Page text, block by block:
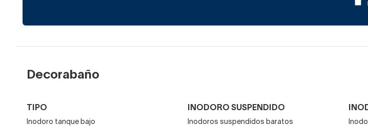
Decorabaño
TIPO
Inodoro tanque bajo
INODORO SUSPENDIDO
Inodoros suspendidos baratos